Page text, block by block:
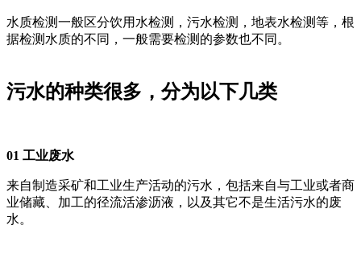
水质检测一般区分饮用水检测，污水检测，地表水检测等，根
据检测水质的不同，一般需要检测的参数也不同。
污水的种类很多，分为以下几类
01 工业废水
来自制造采矿和工业生产活动的污水，包括来自与工业或者商
业储藏、加工的径流活渗沥液，以及其它不是生活污水的废
水。